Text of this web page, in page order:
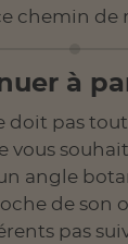
chemin de
à
doit pas
vous
angle
de son
pas